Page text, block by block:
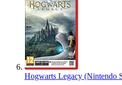
Hogwarts Legacy (Nintendo